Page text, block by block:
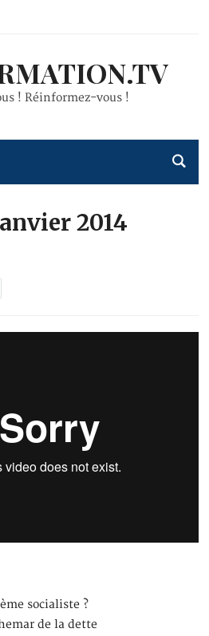
! Réinformez-vous !
2014
socialiste ?
de la dette